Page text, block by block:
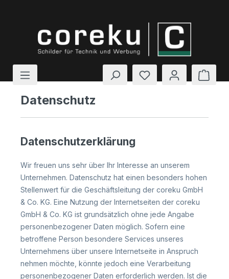
Du hast 0
Datenschutz
Datenschutzerklärung
Wir freuen uns sehr über Ihr Interesse an unserem
Unternehmen. Datenschutz hat einen besonders hohen
Stellenwert für die Geschäftsleitung der coreku GmbH
& Co. KG. Eine Nutzung der Internetseiten der coreku
GmbH & Co. KG ist grundsätzlich ohne jede Angabe
personenbezogener Daten möglich. Sofern eine
betroffene Person besondere Services unseres
Unternehmens über unsere Internetseite in Anspruch
nehmen möchte, könnte jedoch eine Verarbeitung
personenbezogener Daten erforderlich werden. Ist die